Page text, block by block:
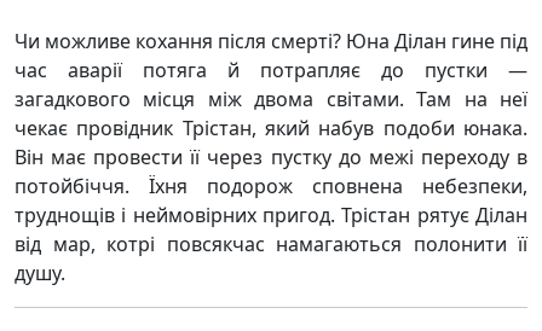
Чи можливе кохання після смерті? Юна Ділан гине під
час аварії потяга й потрапляє до пустки —
загадкового місця між двома світами. Там на неї
чекає провідник Трістан, який набув подоби юнака.
Він має провести її через пустку до межі переходу в
потойбіччя. Їхня подорож сповнена небезпеки,
труднощів і неймовірних пригод. Трістан рятує Ділан
від мар, котрі повсякчас намагаються полонити її
душу.